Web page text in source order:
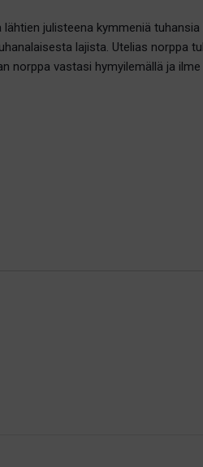
julisteena kymmeniä tuhansia
lajista. Utelias norppa
norppa vastasi hymyilemällä ja